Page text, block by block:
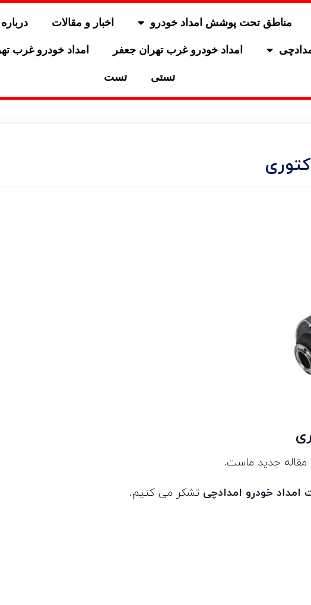
مناطق تحت پوشش امداد خودرو اخبار و مقالات
امداد خودرو غرب تهران جعفر امداد خودرو غرب
تستی تست
مقاله جدید ماست.
امداد خودرو امدادچی تشکر می کنیم.